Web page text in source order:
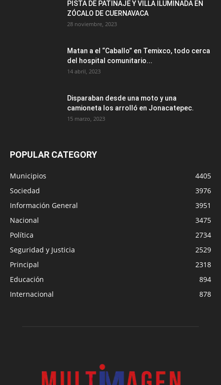
PISTA DE PATINAJE Y VILLA ILUMINADA EN
ZÓCALO DE CUERNAVACA
28 noviembre, 2023
Matan a el “Caballo” en Temixco, todo cerca
del hospital comunitario...
14 abril, 2023
Disparaban desde una moto y una
camioneta los arrolló en Jonacatepec.
15 marzo, 2023
POPULAR CATEGORY
Municipios
4405
Sociedad
3976
Información General
3951
Nacional
3475
Política
2734
Seguridad y Justicia
2529
Principal
2318
Educación
894
Internacional
878